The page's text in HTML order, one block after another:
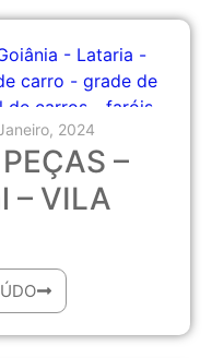
2024
–
– VILA